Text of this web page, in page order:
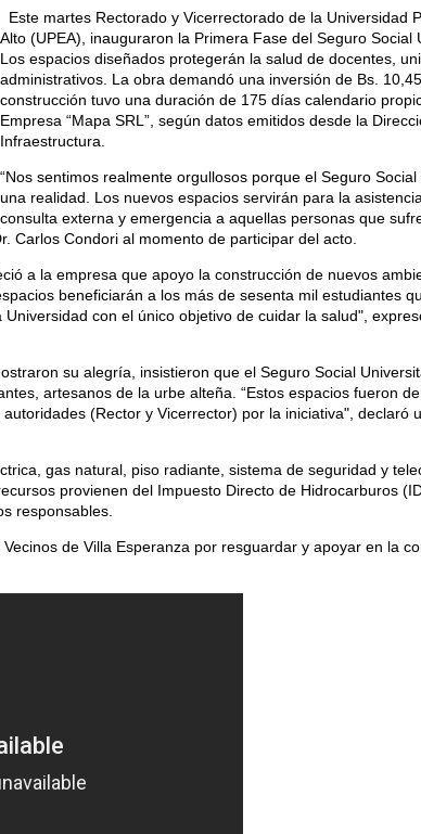
Este martes Rectorado y Vicerrectorado de la Universidad
Alto (UPEA), inauguraron la Primera Fase del Seguro Social
Los espacios diseñados protegerán la salud de docentes,
administrativos. La obra demandó una inversión de Bs.
construcción tuvo una duración de 175 días calendario
Empresa “Mapa SRL”, según datos emitidos desde la
Infraestructura.
“Nos sentimos realmente orgullosos porque el Seguro
una realidad. Los nuevos espacios servirán para la
consulta externa y emergencia a aquellas personas que
Carlos Condori al momento de participar del acto.
a la empresa que apoyo la construcción de nuevos
beneficiarán a los más de sesenta mil estudiantes
con el único objetivo de cuidar la salud",
su alegría, insistieron que el Seguro Social
artesanos de la urbe alteña. “Estos espacios fueron
(Rector y Vicerrector) por la iniciativa", declaró
gas natural, piso radiante, sistema de seguridad y
provienen del Impuesto Directo de Hidrocarburos
responsables.
de Villa Esperanza por resguardar y apoyar en la